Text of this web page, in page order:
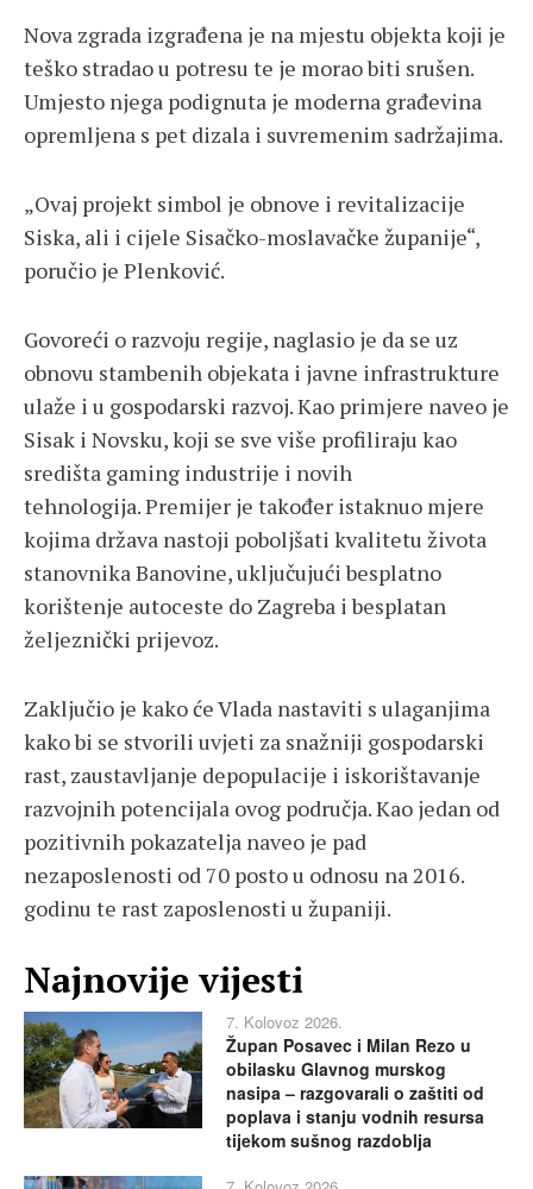
Nova zgrada izgrađena je na mjestu objekta koji je
teško stradao u potresu te je morao biti srušen.
Umjesto njega podignuta je moderna građevina
opremljena s pet dizala i suvremenim sadržajima.
„Ovaj projekt simbol je obnove i revitalizacije
Siska, ali i cijele Sisačko-moslavačke županije“,
poručio je Plenković.
Govoreći o razvoju regije, naglasio je da se uz
obnovu stambenih objekata i javne infrastrukture
ulaže i u gospodarski razvoj. Kao primjere naveo je
Sisak i Novsku, koji se sve više profiliraju kao
središta gaming industrije i novih
tehnologija. Premijer je također istaknuo mjere
kojima država nastoji poboljšati kvalitetu života
stanovnika Banovine, uključujući besplatno
korištenje autoceste do Zagreba i besplatan
željeznički prijevoz.
Zaključio je kako će Vlada nastaviti s ulaganjima
kako bi se stvorili uvjeti za snažniji gospodarski
rast, zaustavljanje depopulacije i iskorištavanje
razvojnih potencijala ovog područja. Kao jedan od
pozitivnih pokazatelja naveo je pad
nezaposlenosti od 70 posto u odnosu na 2016.
godinu te rast zaposlenosti u županiji.
Najnovije vijesti
7. Kolovoz 2026.
Župan Posavec i Milan Rezo u
obilasku Glavnog murskog
nasipa – razgovarali o zaštiti od
poplava i stanju vodnih resursa
tijekom sušnog razdoblja